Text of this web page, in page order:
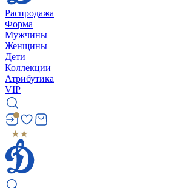
Распродажа
Форма
Мужчины
Женщины
Дети
Коллекции
Атрибутика
VIP